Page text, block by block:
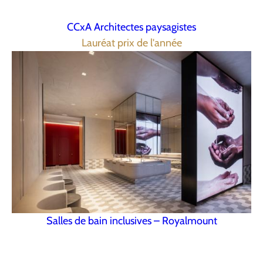
CCxA Architectes paysagistes
Lauréat prix de l'année
Salles de bain inclusives – Royalmount